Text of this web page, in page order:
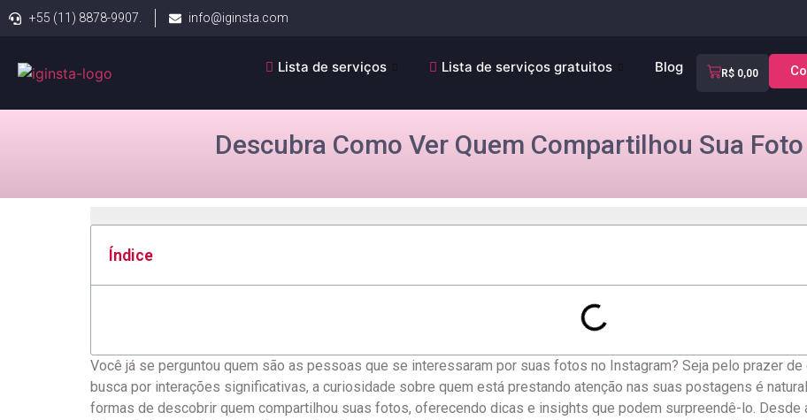
+55 (11) 8878-9907. info@iginsta.com
Lista de serviços Lista de serviços gratuitos Blog R$0,00
Descubra Como Ver Quem Compartilhou Sua
Índice
Você já se perguntou quem⁢ são as ​pessoas que ​se interessaram​ por suas ⁢fotos no ​Instagram? Seja ‌pelo ⁢prazer​
‍busca por⁢ interações significativas, a curiosidade sobre‌ quem ⁢está prestando atenção ​nas⁢ suas postagens é
formas de⁣ descobrir quem⁤ compartilhou suas‌ fotos, oferecendo dicas e insights que podem surpreendê-lo.